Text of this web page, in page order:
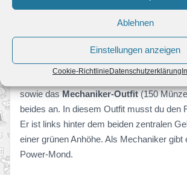
Ablehnen
Einstellungen anzeigen
Cookie-RichtlinieDatenschutzerklärung
sowie dasMechaniker-Outfit(150
beides an. In diesem Outfit musst du den
Er ist links hinter dem beiden zentralen
einer grünen Anhöhe. Als Mechaniker gibt
Power-Mond.